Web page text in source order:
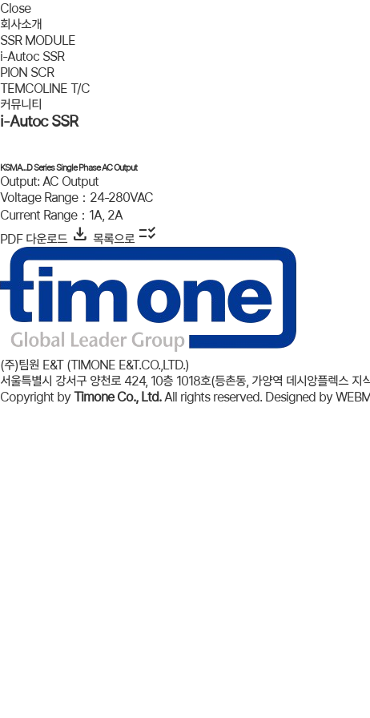
Close
회사소개
SSR MODULE
i-Autoc SSR
PION SCR
TEMCOLINE T/C
커뮤니티
i-Autoc SSR
KSMA...D Series Single Phase AC Output
Output: AC Output
Voltage Range：24-280VAC
Current Range：1A, 2A
PDF 다운로드 download 목록으로 checklist_rtl
(주)팀원 E&T (TIMONE E&T.CO.,LTD.)
서울특별시 강서구 양천로 424, 10층 1018호(등촌동, 가양역 데시앙플
Copyright byTimone Co., Ltd.All rights reserved. Designed by